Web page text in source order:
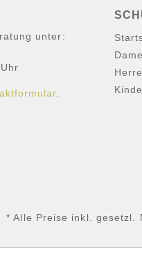
unter:
* Alle Preise inkl.